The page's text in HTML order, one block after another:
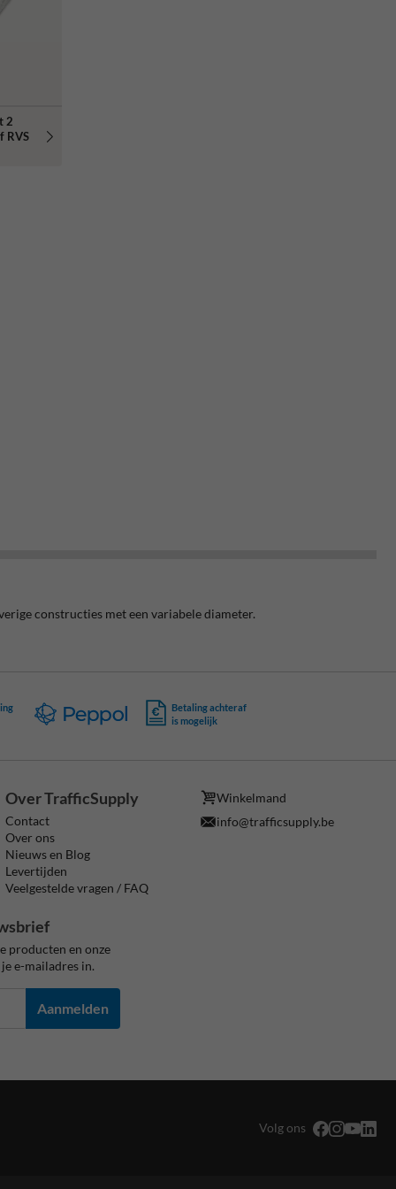
2
RVS
constructies met een variabele diameter.
Betaling achteraf
is mogelijk
Over TrafficSupply
Contact
Over ons
Nieuws en Blog
Levertijden
Veelgestelde vragen / FAQ
Winkelmand
info@trafficsupply.be
producten en onze
e-mailadres in.
Aanmelden
Volg ons